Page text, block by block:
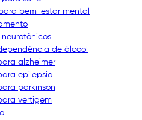
bem-estar mental
de álcool
alzheimer
epilepsia
parkinson
vertigem